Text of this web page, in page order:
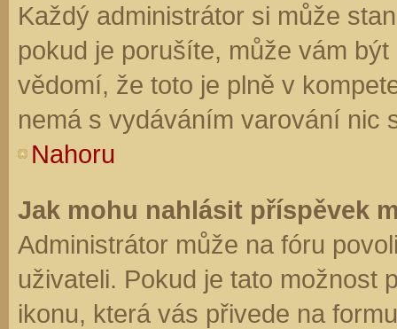
Každý administrátor si může
pokud je porušíte, může vám
vědomí, že toto je plně v
nemá s vydáváním varování nic
Nahoru
Jak mohu nahlásit příspěvek
Administrátor může na fóru
uživateli. Pokud je tato možnost
ikonu, která vás přivede na